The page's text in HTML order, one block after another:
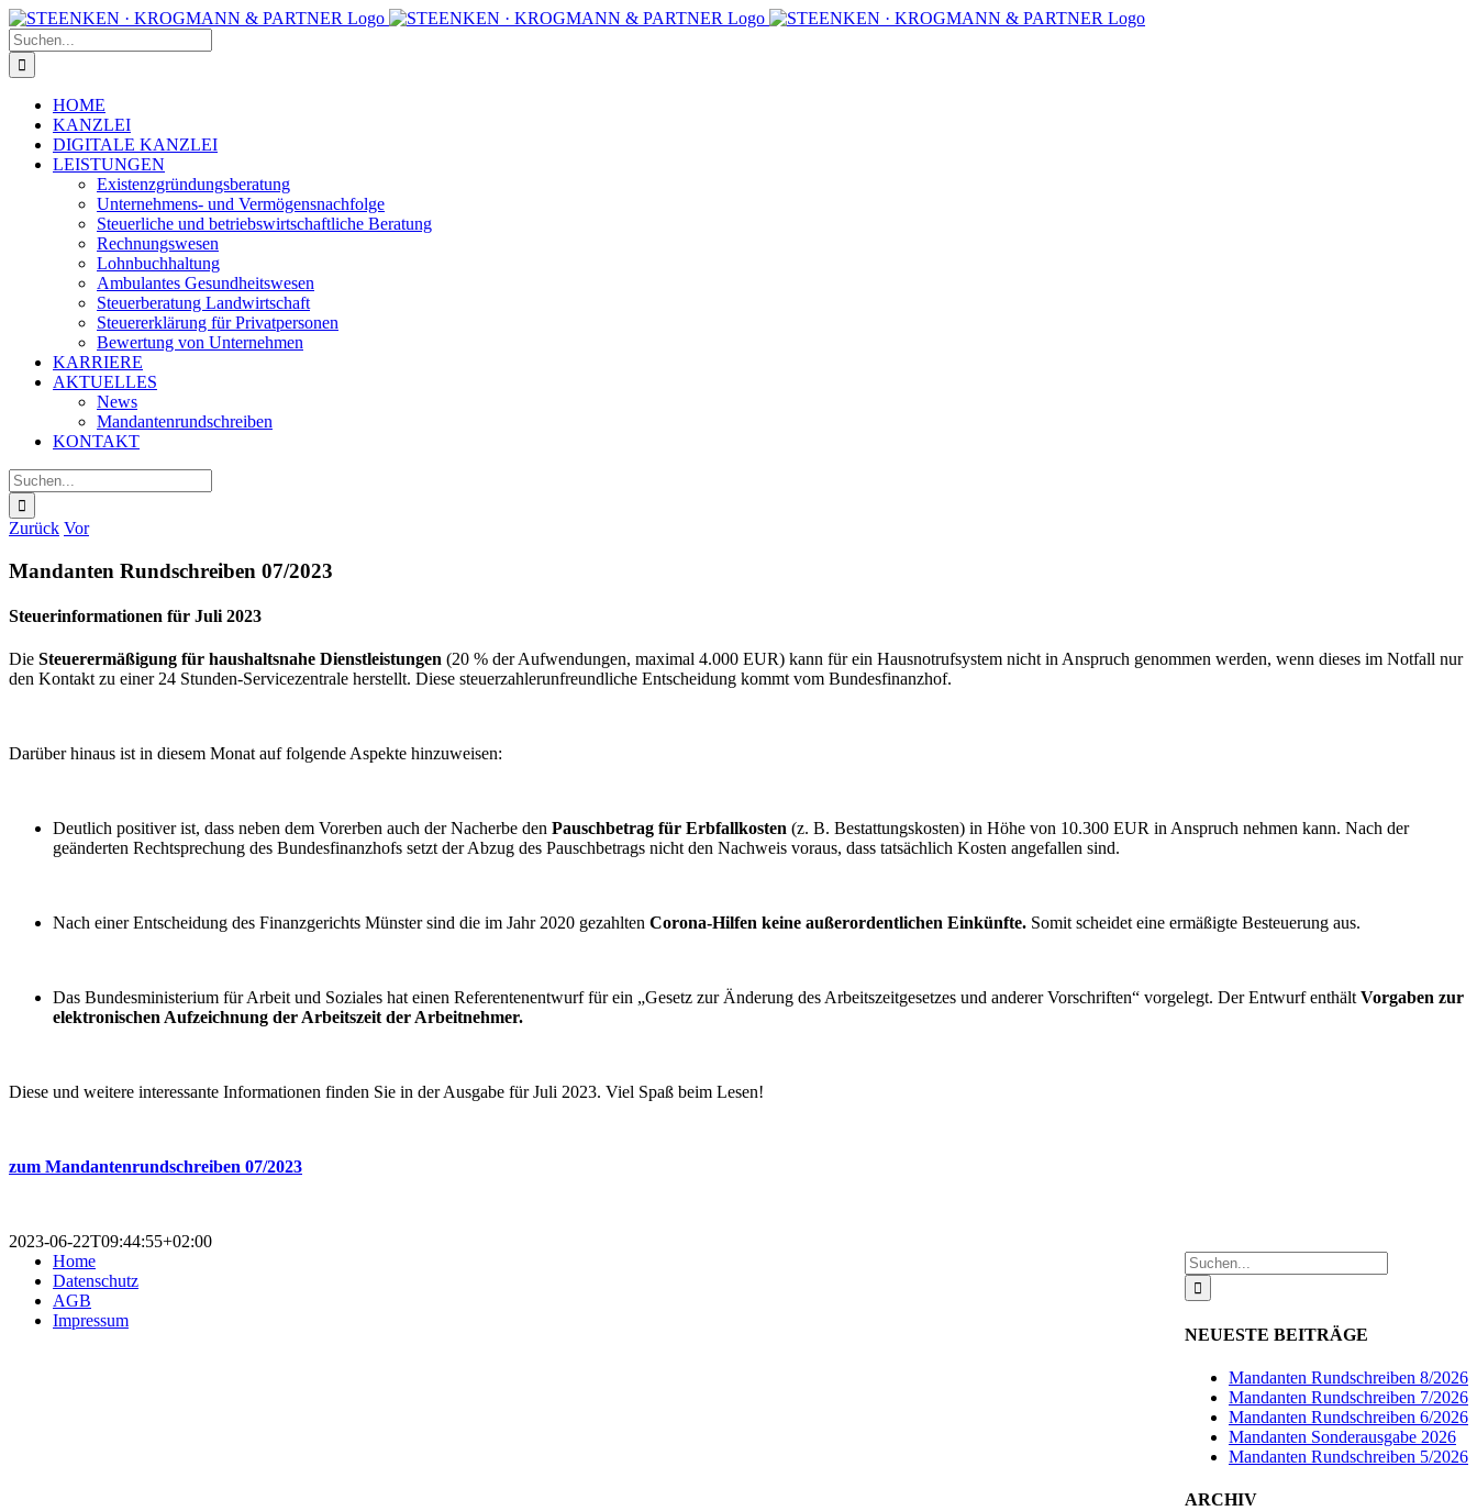
Zum
Inhalt
springen
Facebook
Instagram
Suche
nach:
HOME
KANZLEI
DIGITALE KANZLEI
LEISTUNGEN
Existenzgründungsberatung
Unternehmens- und Vermögensnachfolge
Steuerliche und betriebswirtschaftliche Beratung
Rechnungswesen
Lohnbuchhaltung
Ambulantes Gesundheitswesen
Steuerberatung Landwirtschaft
Steuererklärung für Privatpersonen
Bewertung von Unternehmen
KARRIERE
AKTUELLES
News
Mandantenrundschreiben
KONTAKT
Suche
nach:
Zurück Vor
Mandanten Rundschreiben 07/2023
Steuerinformationen für Juli 2023
Die Steuerermäßigung für haushaltsnahe Dienstleistungen (20 % der Aufwendungen, maximal 4.000 EUR) kann für ein Hausnotrufsystem nicht in Anspruch genommen werden, wenn dieses im Notfall nur
den Kontakt zu einer 24 Stunden-Servicezentrale herstellt. Diese steuerzahlerunfreundliche Entscheidung kommt vom Bundesfinanzhof.
Darüber hinaus ist in diesem Monat auf folgende Aspekte hinzuweisen:
Deutlich positiver ist, dass neben dem Vorerben auch der Nacherbe den Pauschbetrag für Erbfallkosten (z. B. Bestattungskosten) in Höhe von 10.300 EUR in Anspruch nehmen kann. Nach der
geänderten Rechtsprechung des Bundesfinanzhofs setzt der Abzug des Pauschbetrags nicht den Nachweis voraus, dass tatsächlich Kosten angefallen sind.
Nach einer Entscheidung des Finanzgerichts Münster sind die im Jahr 2020 gezahlten Corona-Hilfen keine außerordentlichen Einkünfte. Somit scheidet eine ermäßigte Besteuerung aus.
Das Bundesministerium für Arbeit und Soziales hat einen Referentenentwurf für ein „Gesetz zur Änderung des Arbeitszeitgesetzes und anderer Vorschriften“ vorgelegt. Der Entwurf enthält Vorgaben zur
elektronischen Aufzeichnung der Arbeitszeit der Arbeitnehmer.
Diese und weitere interessante Informationen finden Sie in der Ausgabe für Juli 2023. Viel Spaß beim Lesen!
zum Mandantenrundschreiben 07/2023
2023-06-22T09:44:55+02:00
Suche
nach:
NEUESTE BEITRÄGE
Mandanten Rundschreiben 8/2026
Mandanten Rundschreiben 7/2026
Mandanten Rundschreiben 6/2026
Mandanten Sonderausgabe 2026
Mandanten Rundschreiben 5/2026
ARCHIV
Home
Datenschutz
AGB
Impressum